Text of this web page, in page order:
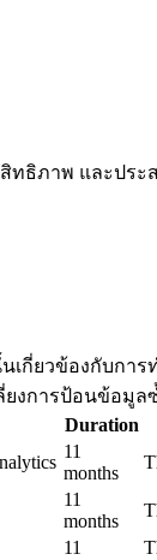
ทธิภาพ และปร
เกี่ยวข้องกับกา
ลี่ยงการป้อนข้อ
Duration
11
months
11
months
11